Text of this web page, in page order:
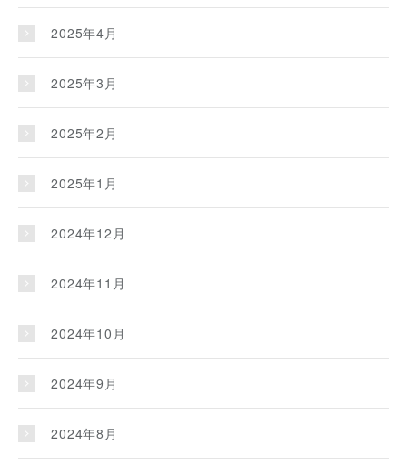
2025年4月
2025年3月
2025年2月
2025年1月
2024年12月
2024年11月
2024年10月
2024年9月
2024年8月